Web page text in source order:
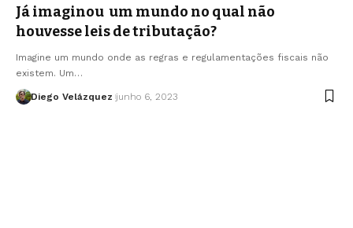
Já imaginou um mundo no qual não
houvesse leis de tributação?
Imagine um mundo onde as regras e regulamentações fiscais não
existem. Um…
Diego Velázquez junho 6, 2023